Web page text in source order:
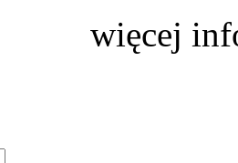
więcej